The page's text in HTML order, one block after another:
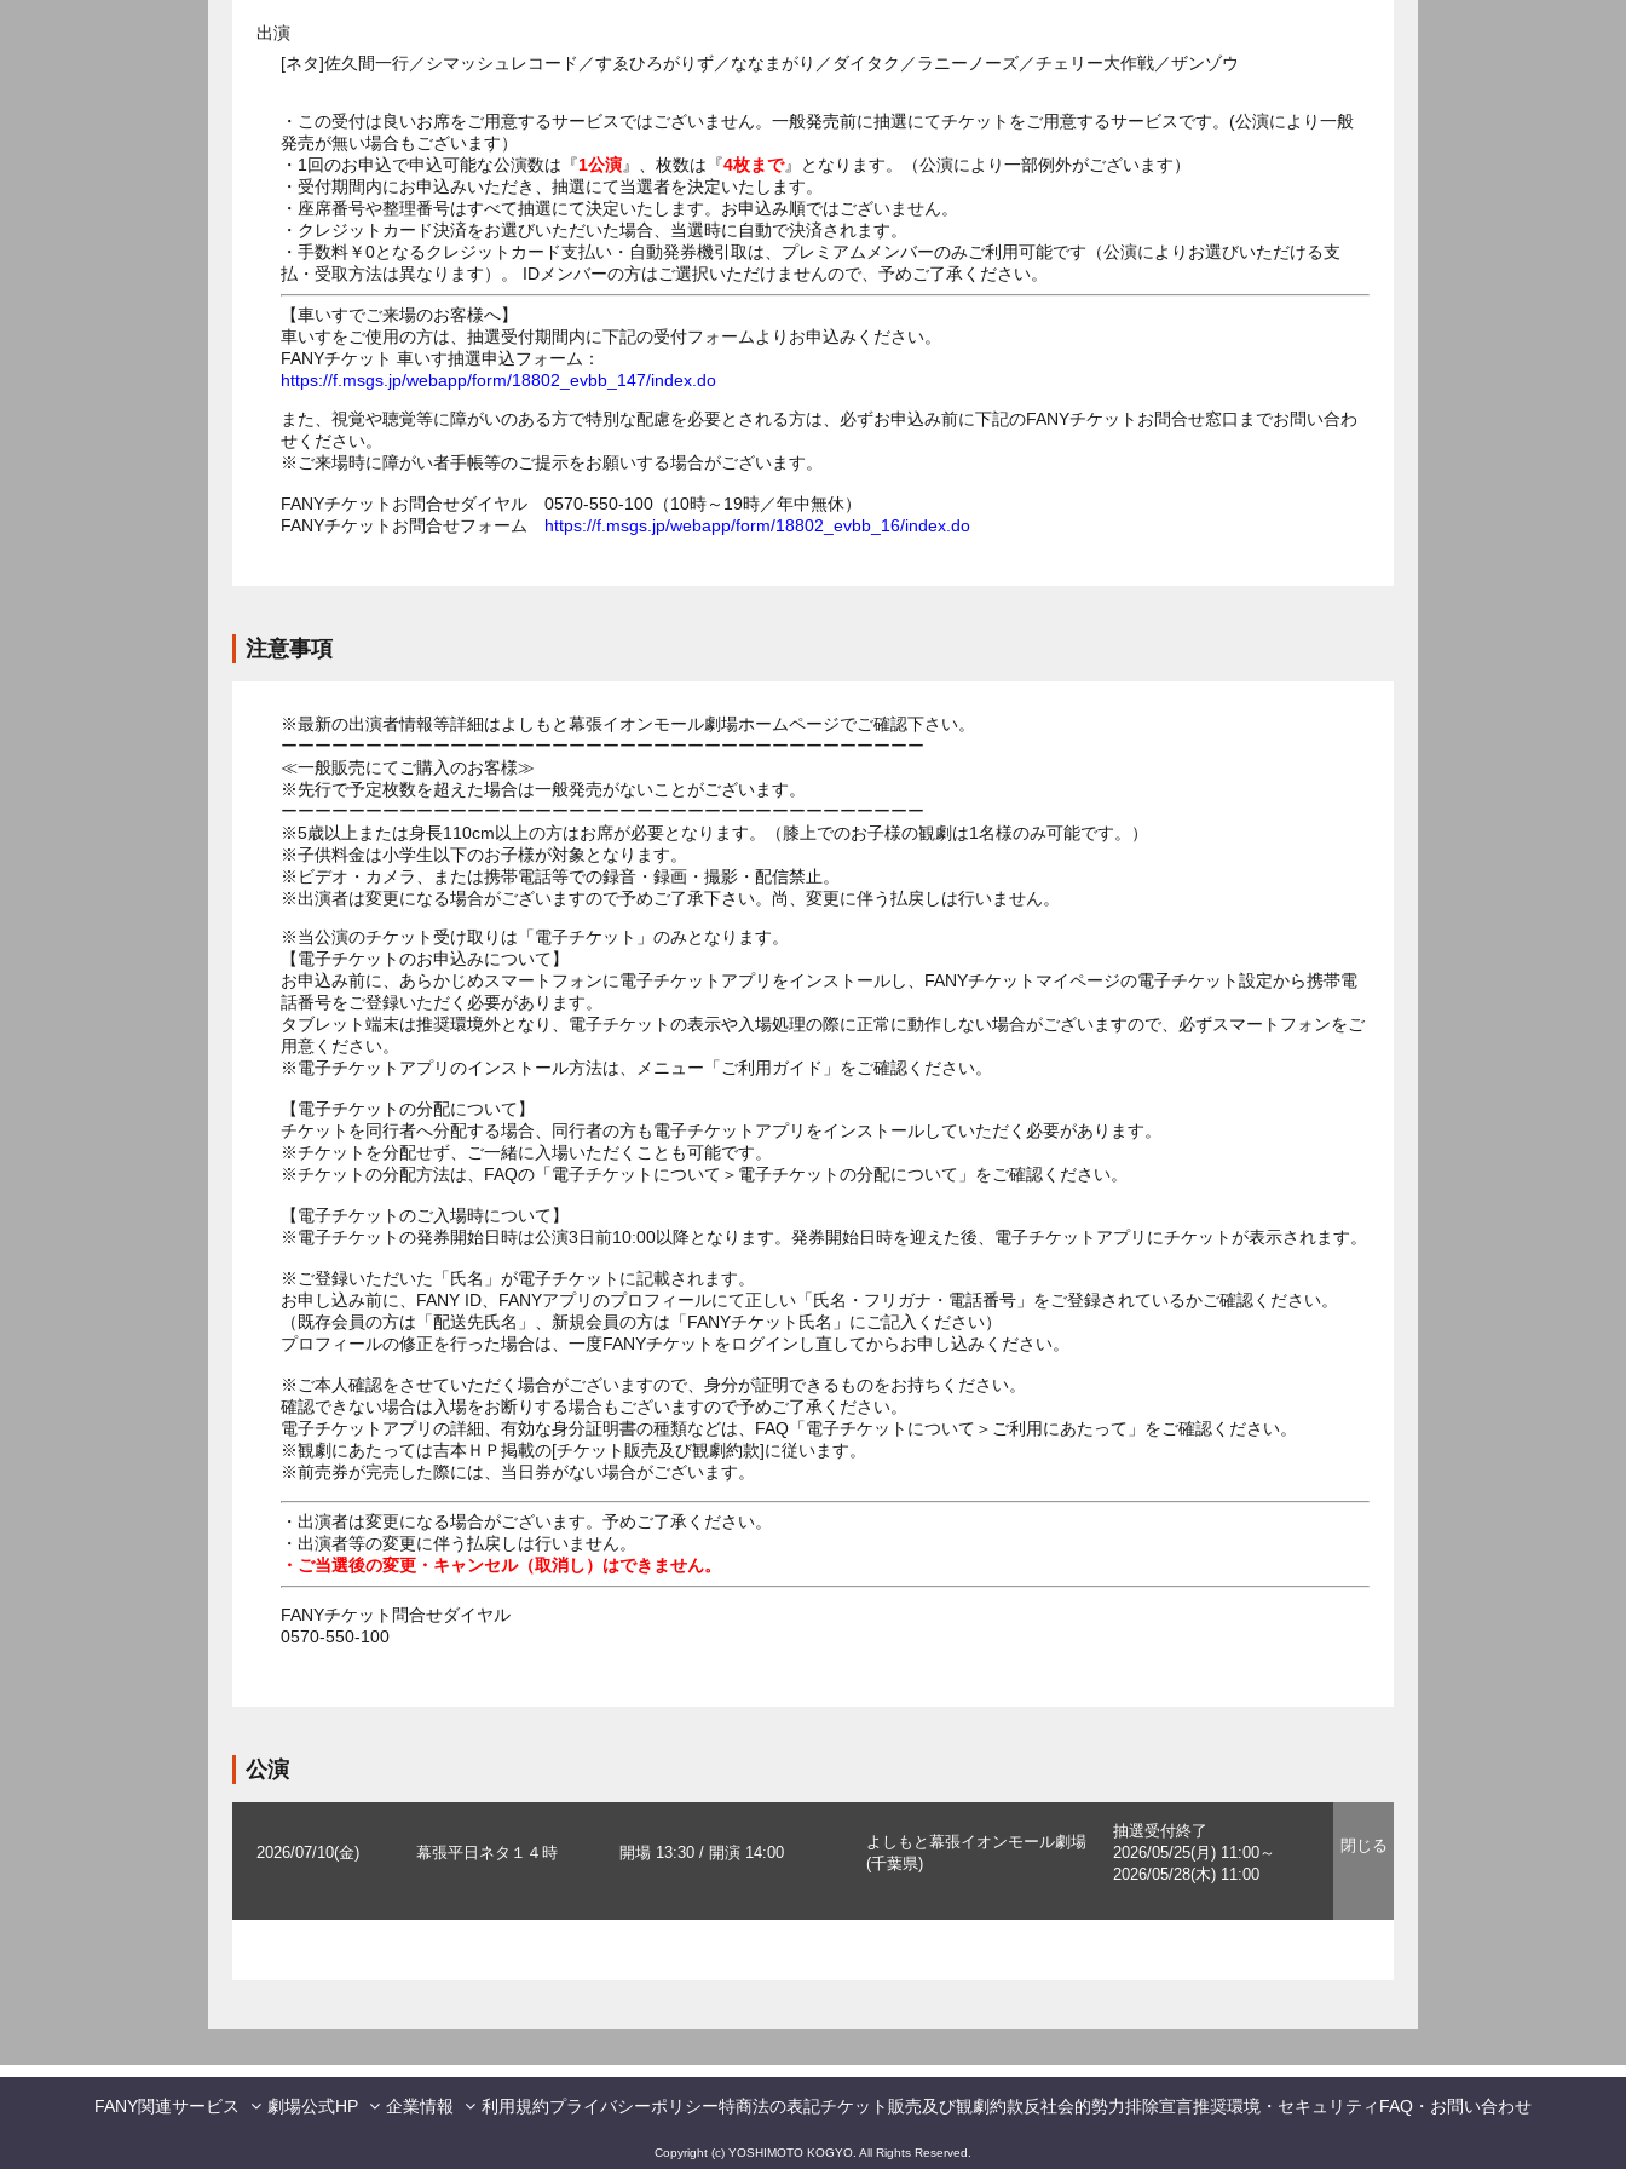
出演
[ネタ]佐久間一行／シマッシュレコード／すゑひろがりず／ななまがり／ダイタク／ラニーノーズ／チェリー大作戦／ザンゾウ
・この受付は良いお席をご用意するサービスではございません。一般発売前に抽選にてチケットをご用意するサービスです。(公演により一般
発売が無い場合もございます）
・1回のお申込で申込可能な公演数は『1公演』、枚数は『4枚まで』となります。（公演により一部例外がございます）
・受付期間内にお申込みいただき、抽選にて当選者を決定いたします。
・座席番号や整理番号はすべて抽選にて決定いたします。お申込み順ではございません。
・クレジットカード決済をお選びいただいた場合、当選時に自動で決済されます。
・手数料￥0となるクレジットカード支払い・自動発券機引取は、プレミアムメンバーのみご利用可能です（公演によりお選びいただける支
払・受取方法は異なります）。 IDメンバーの方はご選択いただけませんので、予めご了承ください。
【車いすでご来場のお客様へ】
車いすをご使用の方は、抽選受付期間内に下記の受付フォームよりお申込みください。
FANYチケット 車いす抽選申込フォーム：
https://f.msgs.jp/webapp/form/18802_evbb_147/index.do
また、視覚や聴覚等に障がいのある方で特別な配慮を必要とされる方は、必ずお申込み前に下記のFANYチケットお問合せ窓口までお問い合わ
せください。
※ご来場時に障がい者手帳等のご提示をお願いする場合がございます。
FANYチケットお問合せダイヤル 0570-550-100（10時～19時／年中無休）
FANYチケットお問合せフォーム https://f.msgs.jp/webapp/form/18802_evbb_16/index.do
注意事項
※最新の出演者情報等詳細はよしもと幕張イオンモール劇場ホームページでご確認下さい。
ーーーーーーーーーーーーーーーーーーーーーーーーーーーーーーーーーーーーーー
≪一般販売にてご購入のお客様≫
※先行で予定枚数を超えた場合は一般発売がないことがございます。
ーーーーーーーーーーーーーーーーーーーーーーーーーーーーーーーーーーーーーー
※5歳以上または身長110cm以上の方はお席が必要となります。（膝上でのお子様の観劇は1名様のみ可能です。）
※子供料金は小学生以下のお子様が対象となります。
※ビデオ・カメラ、または携帯電話等での録音・録画・撮影・配信禁止。
※出演者は変更になる場合がございますので予めご了承下さい。尚、変更に伴う払戻しは行いません。
※当公演のチケット受け取りは「電子チケット」のみとなります。
【電子チケットのお申込みについて】
お申込み前に、あらかじめスマートフォンに電子チケットアプリをインストールし、FANYチケットマイページの電子チケット設定から携帯電
話番号をご登録いただく必要があります。
タブレット端末は推奨環境外となり、電子チケットの表示や入場処理の際に正常に動作しない場合がございますので、必ずスマートフォンをご
用意ください。
※電子チケットアプリのインストール方法は、メニュー「ご利用ガイド」をご確認ください。
【電子チケットの分配について】
チケットを同行者へ分配する場合、同行者の方も電子チケットアプリをインストールしていただく必要があります。
※チケットを分配せず、ご一緒に入場いただくことも可能です。
※チケットの分配方法は、FAQの「電子チケットについて＞電子チケットの分配について」をご確認ください。
【電子チケットのご入場時について】
※電子チケットの発券開始日時は公演3日前10:00以降となります。発券開始日時を迎えた後、電子チケットアプリにチケットが表示されます。
※ご登録いただいた「氏名」が電子チケットに記載されます。
お申し込み前に、FANY ID、FANYアプリのプロフィールにて正しい「氏名・フリガナ・電話番号」をご登録されているかご確認ください。
（既存会員の方は「配送先氏名」、新規会員の方は「FANYチケット氏名」にご記入ください）
プロフィールの修正を行った場合は、一度FANYチケットをログインし直してからお申し込みください。
※ご本人確認をさせていただく場合がございますので、身分が証明できるものをお持ちください。
確認できない場合は入場をお断りする場合もございますので予めご了承ください。
電子チケットアプリの詳細、有効な身分証明書の種類などは、FAQ「電子チケットについて＞ご利用にあたって」をご確認ください。
※観劇にあたっては吉本ＨＰ掲載の[チケット販売及び観劇約款]に従います。
※前売券が完売した際には、当日券がない場合がございます。
・出演者は変更になる場合がございます。予めご了承ください。
・出演者等の変更に伴う払戻しは行いません。
・ご当選後の変更・キャンセル（取消し）はできません。
FANYチケット問合せダイヤル
0570-550-100
公演
2026/07/10(金) 幕張平日ネタ１４時 開場 13:30 / 開演 14:00
よしもと幕張イオンモール劇場
(千葉県)
抽選受付終了
2026/05/25(月) 11:00～
2026/05/28(木) 11:00
FANY関連サービス 劇場公式HP 企業情報 利用規約プライバシーポリシー特商法の表記チケット販売及び観劇約款反社会的勢力排除宣言推奨環境・セキュリティ FAQ・お問い合わせ
Copyright (c) YOSHIMOTO KOGYO. All Rights Reserved.